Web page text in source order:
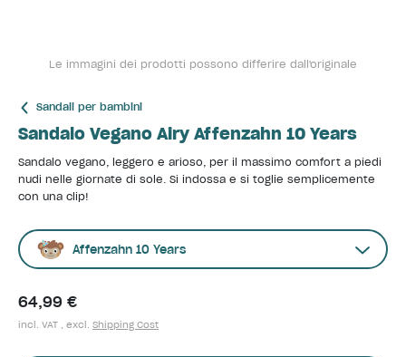
Le immagini dei prodotti possono differire dall'originale
Sandali per bambini
Sandalo Vegano Airy Affenzahn 10 Years
Sandalo vegano, leggero e arioso, per il massimo comfort a piedi
nudi nelle giornate di sole. Si indossa e si toglie semplicemente
con una clip!
Affenzahn 10 Years
64,99 €
incl. VAT , excl. Shipping Cost